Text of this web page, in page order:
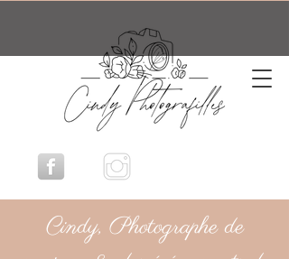
Cindy, Photographe de